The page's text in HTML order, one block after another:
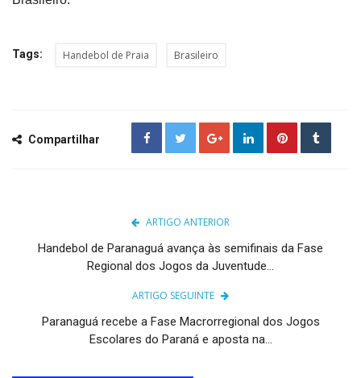
Tags: Handebol de Praia Brasileiro
Compartilhar
ARTIGO ANTERIOR
Handebol de Paranaguá avança às semifinais da Fase
Regional dos Jogos da Juventude...
ARTIGO SEGUINTE
Paranaguá recebe a Fase Macrorregional dos Jogos
Escolares do Paraná e aposta na...